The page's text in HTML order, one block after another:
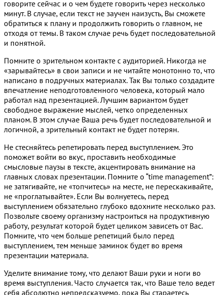
говорите сейчас и о чем будете говорить через несколько
минут. В случае, если текст не заучен наизусть, Вы сможете
обратиться к плану и продолжить говорить о главном, не
отходя от темы. В таком случае речь будет последовательной
и понятной.
Помните о зрительном контакте с аудиторией. Никогда не
«зарывайтесь» в свои записи и не читайте монотонно то, что
написано в подручных материалах. Так Вы только создадите
впечатление неподготовленного человека, который мало
работал над презентацией. Лучшим вариантом будет
свободное выражение мыслей, четко определенных
планом. В этом случае Ваша речь будет последовательной и
логичной, а зрительный контакт не будет потерян.
Не стесняйтесь репетировать перед выступлением. Это
поможет войти во вкус, проставить необходимые
смысловые паузы в тексте, акцентировать внимание на
главных словах презентации. Помните о “time management”:
не затягивайте, не «топчитесь» на месте, не перескакивайте,
не «проглатывайте». Если Вы волнуетесь, перед
выступлением обязательно глубоко вдохните несколько раз.
Позвольте своему организму настроиться на продуктивную
работу, результат которой будет целиком зависеть от Вас.
Помните, что чем больше репетиций было перед
выступлением, тем меньше заминок будет во время
презентации материала.
Уделите внимание тому, что делают Ваши руки и ноги во
время выступления. Часто случается так, что Ваше тело ведет
себя абсолютно непредсказуемо, пока Вы стараетесь